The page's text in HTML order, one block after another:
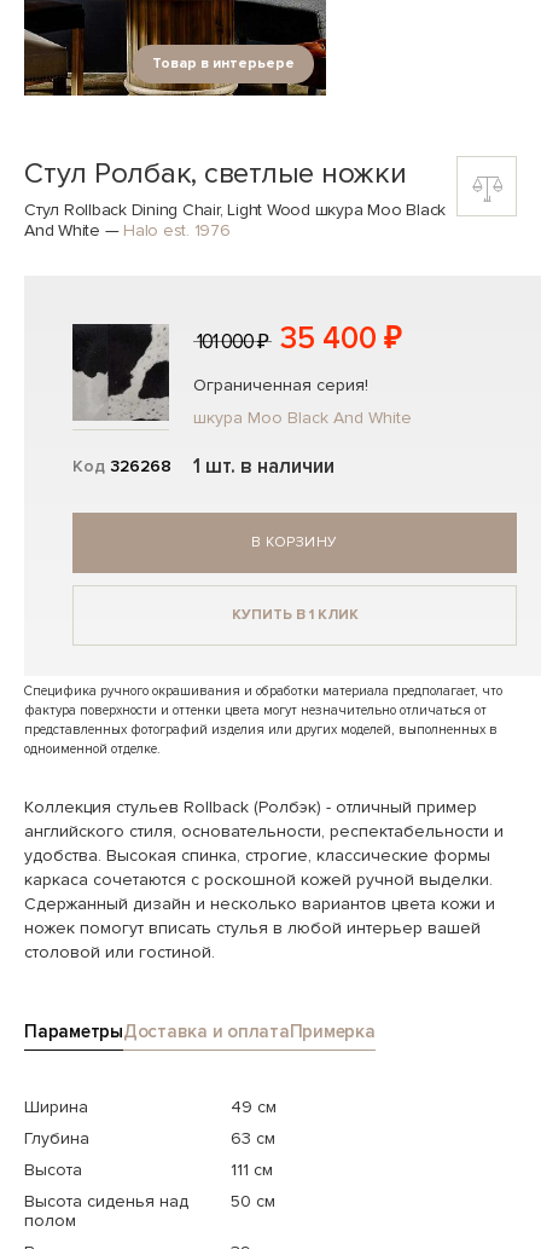
Товар в интерьере
Стул Ролбак, светлые ножки
Стул Rollback Dining Chair, Light Wood шкура Moo Black
And White — Halo est. 1976
Код 326268
101 000 ₽ 35 400 ₽
Ограниченная серия!
шкура Moo Black And White
1 шт. в наличии
В КОРЗИНУ
КУПИТЬ В 1 КЛИК
Специфика ручного окрашивания и обработки материала предполагает, что
фактура поверхности и оттенки цвета могут незначительно отличаться от
представленных фотографий изделия или других моделей, выполненных в
одноименной отделке.
Коллекция стульев Rollback (Ролбэк) - отличный пример
английского стиля, основательности, респектабельности и
удобства. Высокая спинка, строгие, классические формы
каркаса сочетаются с роскошной кожей ручной выделки.
Сдержанный дизайн и несколько вариантов цвета кожи и
ножек помогут вписать стулья в любой интерьер вашей
столовой или гостиной.
ПараметрыДоставка и оплатаПримерка
Ширина
49 см
Глубина
63 см
Высота
111 см
Высота сиденья над
полом
50 см